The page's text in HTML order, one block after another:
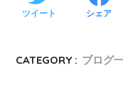
ツイート シェア
CATEGORY : ブログ